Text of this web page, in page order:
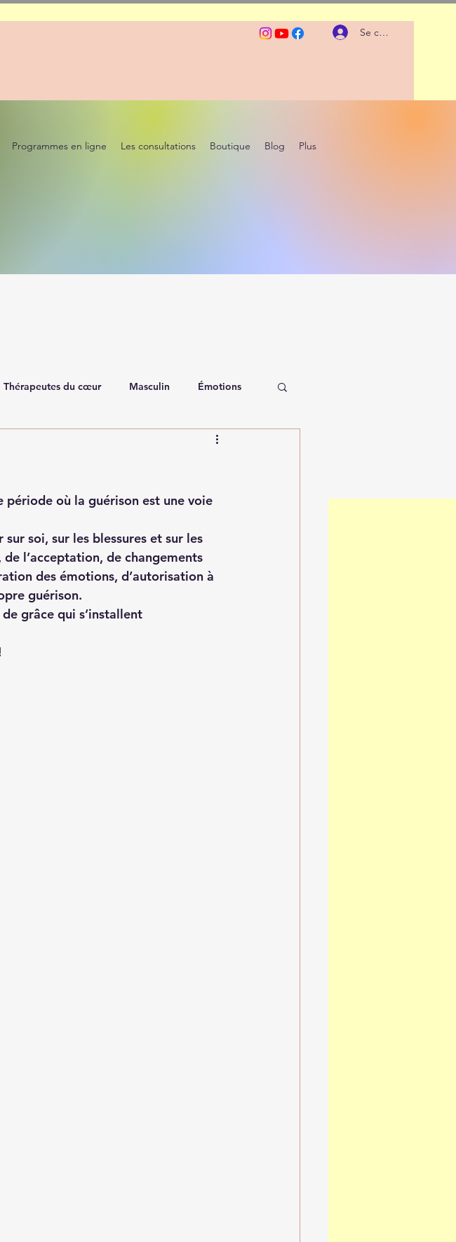
Se connecter
Programmes en ligne Les consultations Boutique Blog Plus
Thérapeutes du cœur Masculin Émotions
période où la guérison est une voie
soi, sur les blessures et sur les
l’acceptation, de changements
des émotions, d’autorisation à
guérison.
grâce qui s’installent